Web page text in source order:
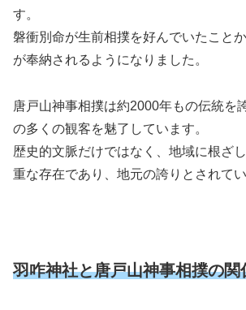
す。
磐衝別命が生前相撲を好んでいたこと
が奉納されるようになりました。
唐戸山神事相撲は約2000年もの伝統を
の多くの観客を魅了しています。
歴史的文脈だけではなく、地域に根ざ
重な存在であり、地元の誇りとされてい
羽咋神社と唐戸山神事相撲の関